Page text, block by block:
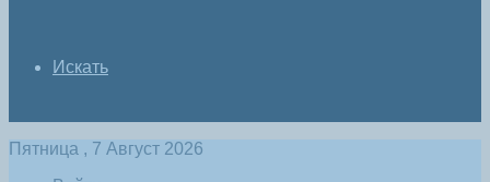
Искать
Пятница , 7 Август 2026